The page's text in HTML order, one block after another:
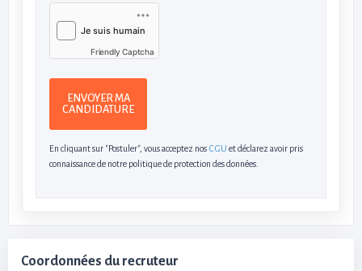
Friendly Captcha
ENVOYER MA
CANDIDATURE
En cliquant sur "Postuler", vous acceptez nos CGU et déclarez avoir pris
connaissance de notre politique de protection des données.
Coordonnées du recruteur